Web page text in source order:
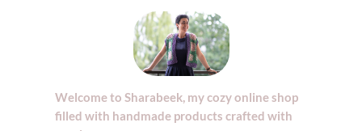
Welcome to Sharabeek, my cozy online shop
filled with handmade products crafted with